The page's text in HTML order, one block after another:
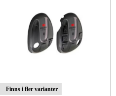
Finns i fler varianter